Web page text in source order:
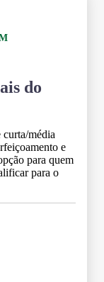
do
curta/média
e
para quem
para o